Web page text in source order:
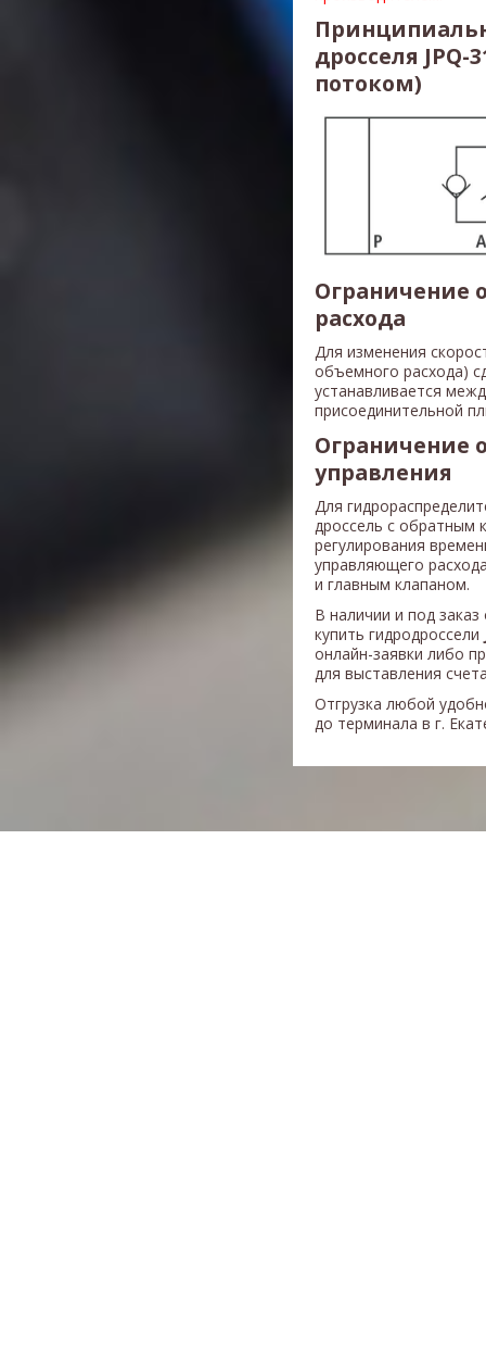
дросселя
потоком)
Ограничение
расхода
Для изменения
объемного расхода)
устанавливается
присоединительной
Ограничение
управления
Для
дроссель с обратным
регулирования
управляющего
и главным клапаном.
В наличии и под
купить гидродроссели
онлайн-заявки либо
для выставления
Отгрузка любой
до терминала в г.